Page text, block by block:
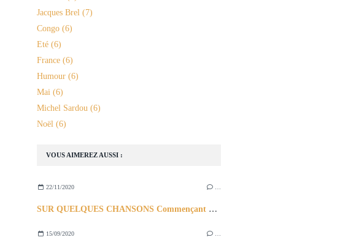
VOUS AIMEREZ AUSSI :
22/11/2020
SUR QUELQUES CHANSONS Commençant par- : SI J'AVAIS SU.... & SI ou Moi si J'ETAIS .....
15/09/2020
Jacques Brel (7)
Congo (6)
Eté (6)
France (6)
Humour (6)
Mai (6)
Michel Sardou (6)
Noël (6)